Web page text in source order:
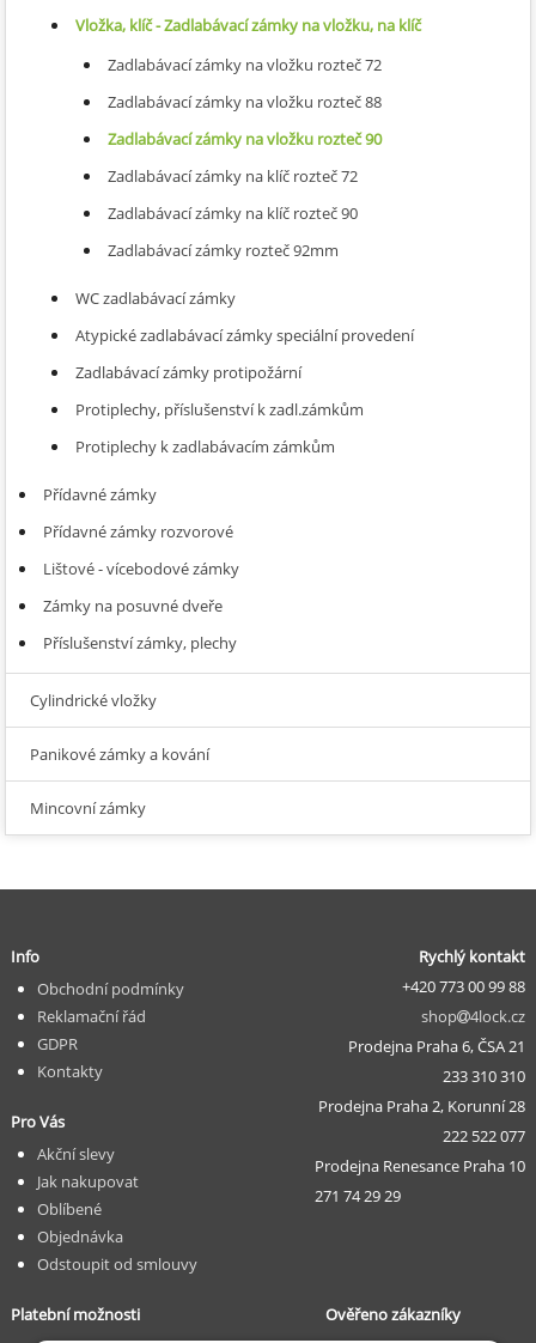
Vložka, klíč - Zadlabávací zámky na vložku, na klíč
Zadlabávací zámky na vložku rozteč 72
Zadlabávací zámky na vložku rozteč 88
Zadlabávací zámky na vložku rozteč 90
Zadlabávací zámky na klíč rozteč 72
Zadlabávací zámky na klíč rozteč 90
Zadlabávací zámky rozteč 92mm
WC zadlabávací zámky
Atypické zadlabávací zámky speciální provedení
Zadlabávací zámky protipožární
Protiplechy, příslušenství k zadl.zámkům
Protiplechy k zadlabávacím zámkům
Přídavné zámky
Přídavné zámky rozvorové
Lištové - vícebodové zámky
Zámky na posuvné dveře
Příslušenství zámky, plechy
Cylindrické vložky
Panikové zámky a kování
Mincovní zámky
Rychlý kontakt
+420 773 00 99 88
shop
4lock.cz
Prodejna Praha 6, ČSA 21
233 310 310
Prodejna Praha 2, Korunní 28
222 522 077
Prodejna Renesance Praha 10
271 74 29 29
Info
Obchodní podmínky
Reklamační řád
GDPR
Kontakty
Pro Vás
Akční slevy
Jak nakupovat
Oblíbené
Objednávka
Odstoupit od smlouvy
Platební možnosti
Ověřeno zákazníky